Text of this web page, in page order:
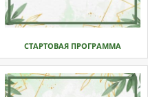
СТАРТОВАЯ ПРОГРАММА